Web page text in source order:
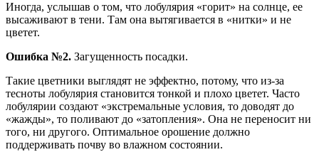
Иногда, услышав о том, что лобулярия «горит» на солнце, ее
высаживают в тени. Там она вытягивается в «нитки» и не
цветет.
Ошибка №2. Загущенность посадки.
Такие цветники выглядят не эффектно, потому, что из-за
тесноты лобулярия становится тонкой и плохо цветет. Часто
лобулярии создают «экстремальные условия, то доводят до
«жажды», то поливают до «затопления». Она не переносит ни
того, ни другого. Оптимальное орошение должно
поддерживать почву во влажном состоянии.